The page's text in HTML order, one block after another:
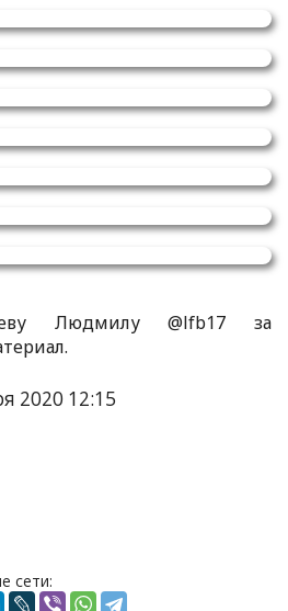
Людмилу @lfb17 за
2020 12:15
сети: